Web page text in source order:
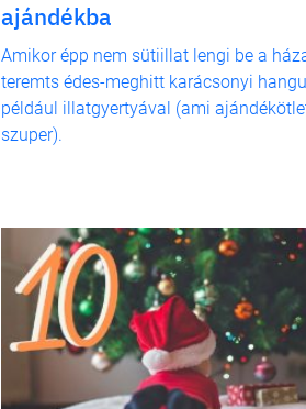
ajándékba
Amikor épp nem sütiillat lengi be a
teremts édes-meghitt karácsonyi
például illatgyertyával (ami
szuper).